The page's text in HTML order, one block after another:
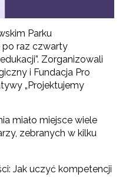
Parku
po raz czwarty
Zorganizowali
i Fundacja Pro
„Projektujemy
miało miejsce wiele
zebranych w kilku
Jak uczyć kompetencji